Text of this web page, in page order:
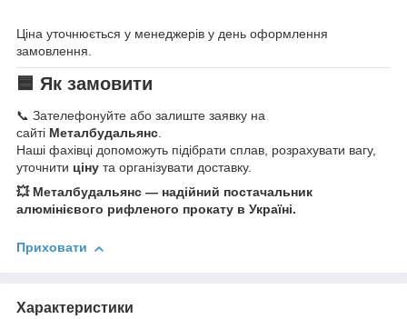
Ціна уточнюється у менеджерів у день оформлення
замовлення.
🟦 Як замовити
📞 Зателефонуйте або залиште заявку на
сайті Металбудальянс.
Наші фахівці допоможуть підібрати сплав, розрахувати вагу,
уточнити ціну та організувати доставку.
💥 Металбудальянс — надійний постачальник
алюмінієвого рифленого прокату в Україні.
Приховати
Характеристики